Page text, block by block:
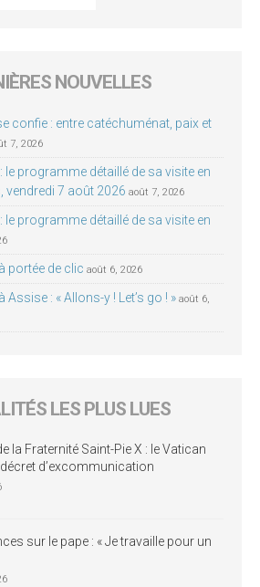
NOUVELLES
confie : entre catéchuménat, paix et
7, 2026
: le programme détaillé de sa visite en
vendredi 7 août 2026 août 7, 2026
: le programme détaillé de sa visite en
portée de clic août 6, 2026
Assise : « Allons-y ! Let’s go ! » août 6,
LES PLUS LUES
la Fraternité Saint-Pie X : le Vatican
d’excommunication
sur le pape : « Je travaille pour un